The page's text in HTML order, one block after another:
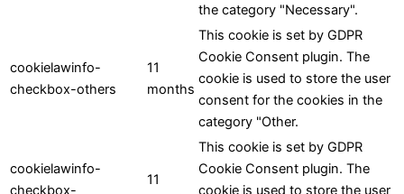
the category "Necessary".
cookielawinfo-
checkbox-others
11
months
This cookie is set by GDPR
Cookie Consent plugin. The
cookie is used to store the user
consent for the cookies in the
category "Other.
cookielawinfo-
checkbox-
11
This cookie is set by GDPR
Cookie Consent plugin. The
cookie is used to store the user